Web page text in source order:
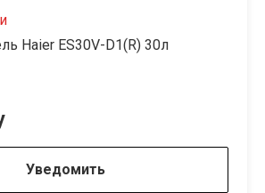
Haier ES30V-D1(R) 30л
Уведомить